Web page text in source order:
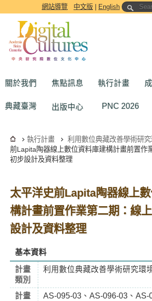
跳到主要內容區塊網站導覽 中文版 English
關於我們 焦點訊息 執行計畫
典藏臺灣 出版中心 PNC 2026
執行計畫 利用數位典藏改善學術研
前Lapita陶器線上數位資料庫建構計畫前置作
初步設計及資料整理
太平洋史前Lapita陶器線上
構計畫前置作業第二期：線
設計及資料整理
基本資料
計畫
類別
利用數位典藏改善學術研究環
計畫
AS-095-03、AS-096-03、AS-